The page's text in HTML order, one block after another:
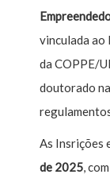
vinculada ao
da COPPE/
doutorado
As Insrições
de 2025,